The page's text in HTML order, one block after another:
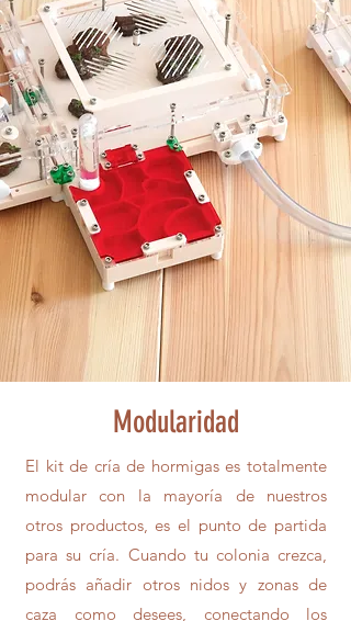
Modularidad
El kit de cría de hormigas es totalmente
modular con la mayoría de nuestros
otros productos, es el punto de partida
para su cría. Cuando tu colonia crezca,
podrás añadir otros nidos y zonas de
caza como desees, conectando los